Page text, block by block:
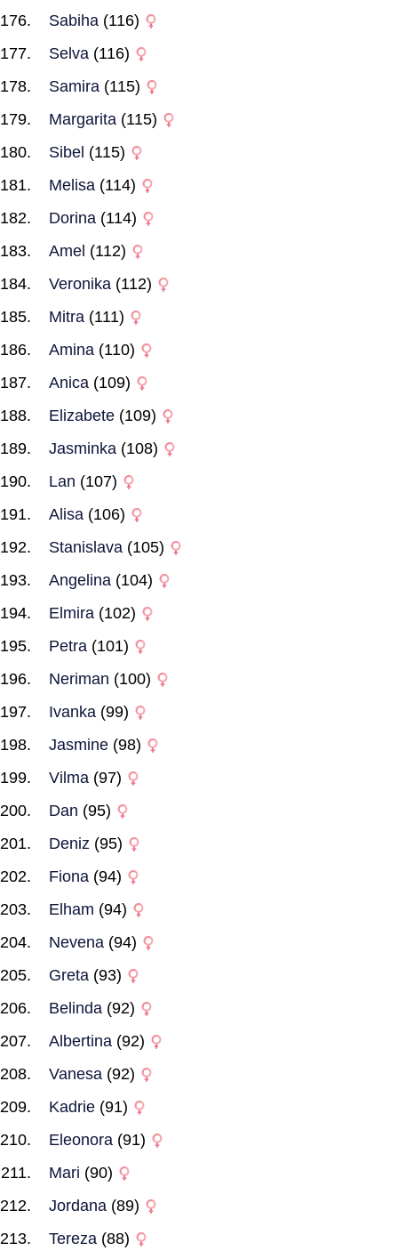
Sabiha (116)
Selva (116)
Samira (115)
Margarita (115)
Sibel (115)
Melisa (114)
Dorina (114)
Amel (112)
Veronika (112)
Mitra (111)
Amina (110)
Anica (109)
Elizabete (109)
Jasminka (108)
Lan (107)
Alisa (106)
Stanislava (105)
Angelina (104)
Elmira (102)
Petra (101)
Neriman (100)
Ivanka (99)
Jasmine (98)
Vilma (97)
Dan (95)
Deniz (95)
Fiona (94)
Elham (94)
Nevena (94)
Greta (93)
Belinda (92)
Albertina (92)
Vanesa (92)
Kadrie (91)
Eleonora (91)
Mari (90)
Jordana (89)
Tereza (88)